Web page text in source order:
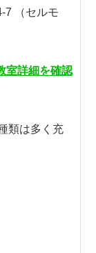
7 （セルモ
室詳細を確認
類は多く充